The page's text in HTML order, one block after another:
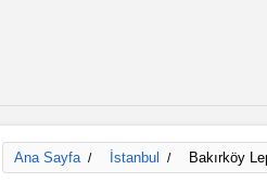
Ana Sayfa / İstanbul / Bakırköy